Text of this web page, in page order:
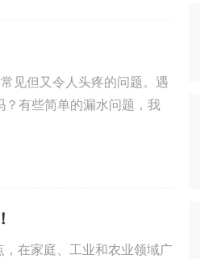
见但又令人头疼的问题。遇
有些简单的漏水问题，我
在家庭、工业和农业领域广